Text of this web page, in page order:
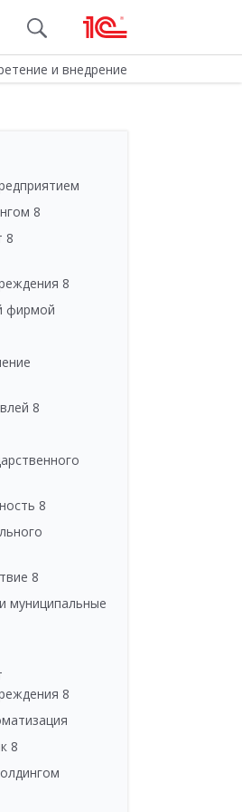
и внедрение
8
8
8
фирмой
8
8
8
муниципальные
8
8